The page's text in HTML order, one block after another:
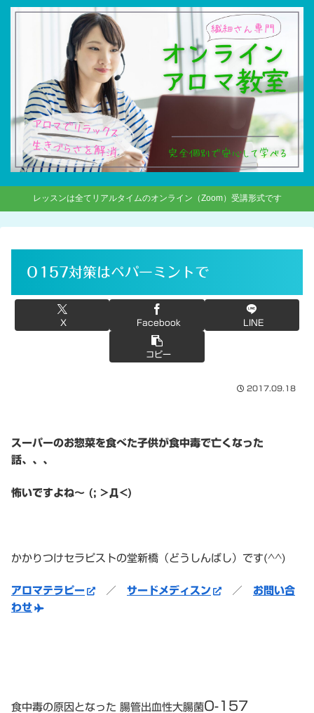
レッスンは全てリアルタイムのオンライン（Zoom）受講形式です
Ｏ157対策はペパーミントで
X Facebook LINE
コピー
2017.09.18
スーパーのお惣菜を食べた子供が食中毒で亡くなった
話、、、
怖いですよね〜 (; >Д<)
かかりつけセラピストの堂新橋（どうしんばし）です(^^)
アロマテラピー ／ サードメディスン ／ お問い合
わせ
食中毒の原因となった 腸管出血性大腸菌O-157